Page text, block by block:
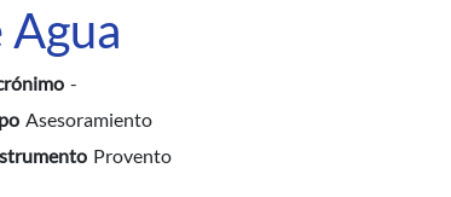
-
Asesoramiento
Provento